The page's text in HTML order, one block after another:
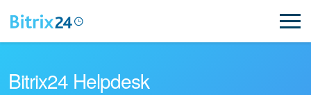
Bitrix24 Helpdesk